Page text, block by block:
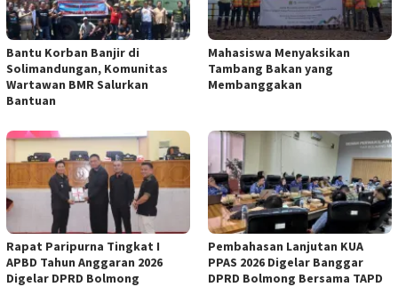
Bantu Korban Banjir di
Solimandungan, Komunitas
Wartawan BMR Salurkan
Bantuan
Mahasiswa Menyaksikan
Tambang Bakan yang
Membanggakan
Rapat Paripurna Tingkat I
APBD Tahun Anggaran 2026
Digelar DPRD Bolmong
Pembahasan Lanjutan KUA
PPAS 2026 Digelar Banggar
DPRD Bolmong Bersama TAPD